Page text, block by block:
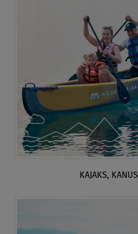
KAJAKS, KANUS